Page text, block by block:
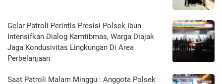
Gelar Patroli Perintis Presisi Polsek Ibun
Intensifkan Dialog Kamtibmas, Warga Diajak
Jaga Kondusivitas Lingkungan Di Area
Perbelanjaan
Saat Patroli Malam Minggu : Anggota Polsek